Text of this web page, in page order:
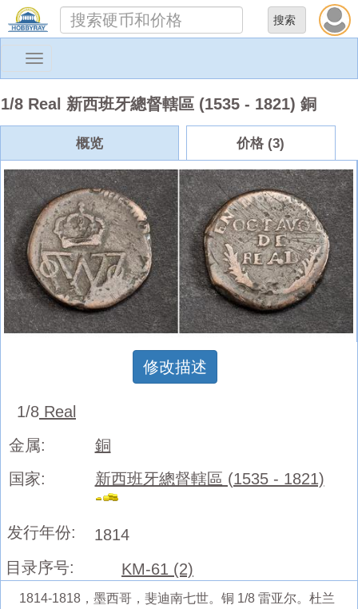
Toggle
1/8 Real 新西班牙總督轄區 (1535 - 1821) 銅
概览 价格 (3)
修改描述
1/8 Real
金属:
銅
国家:
新西班牙總督轄區 (1535 - 1821)
发行年份:
1814
目录序号:
KM-61 (2)
1814-1818，墨西哥，斐迪南七世。铜 1/8 雷亚尔。杜兰